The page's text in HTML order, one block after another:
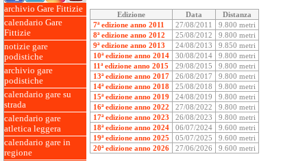
archivio Gare Fittizie
calendario Gare
Fittizie
notizie gare
podistiche
archivio gare
podistiche
calendario gare su
strada
calendario gare
atletica leggera
calendario gare in
regione
Edizione Data
Distanza
7ª edizione anno 2011
27/08/2011
9.800 metri
8ª edizione anno 2012
25/08/2012
9.800 metri
9ª edizione anno 2013
24/08/2013
9.850 metri
10ª edizione anno 2014
30/08/2014
9.800 metri
11ª edizione anno 2015
29/08/2015
9.800 metri
13ª edizione anno 2017
26/08/2017
9.800 metri
14ª edizione anno 2018
25/08/2018
9.800 metri
15ª edizione anno 2019
24/08/2019
9.800 metri
16ª edizione anno 2022
27/08/2022
9.800 metri
17ª edizione anno 2023
26/08/2023
9.800 metri
18ª edizione anno 2024
06/07/2024
9.600 metri
19ª edizione anno 2025
05/07/2025
9.600 metri
20ª edizione anno 2026
27/06/2026 9.600 metri